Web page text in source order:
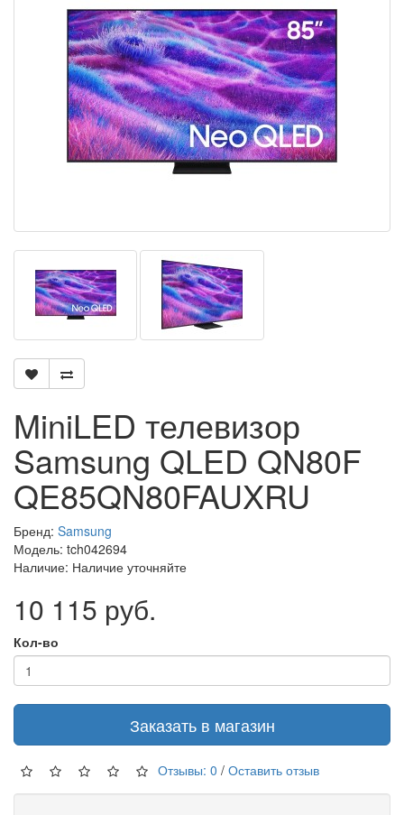
MiniLED телевизор
Samsung QLED QN80F
QE85QN80FAUXRU
Бренд: Samsung
Модель: tch042694
Наличие: Наличие уточняйте
10 115 руб.
Кол-во
Заказать в магазин
Отзывы: 0 / Оставить отзыв